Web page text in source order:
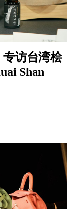
专访台湾桧
Shan